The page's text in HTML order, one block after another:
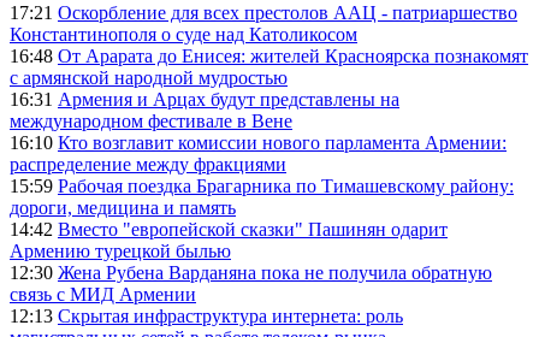
17:21 Оскорбление для всех престолов ААЦ - патриаршество
Константинополя о суде над Католикосом
16:48 От Арарата до Енисея: жителей Красноярска познакомят
с армянской народной мудростью
16:31 Армения и Арцах будут представлены на
международном фестивале в Вене
16:10 Кто возглавит комиссии нового парламента Армении:
распределение между фракциями
15:59 Рабочая поездка Брагарника по Тимашевскому району:
дороги, медицина и память
14:42 Вместо "европейской сказки" Пашинян одарит
Армению турецкой былью
12:30 Жена Рубена Варданяна пока не получила обратную
связь с МИД Армении
12:13 Скрытая инфраструктура интернета: роль